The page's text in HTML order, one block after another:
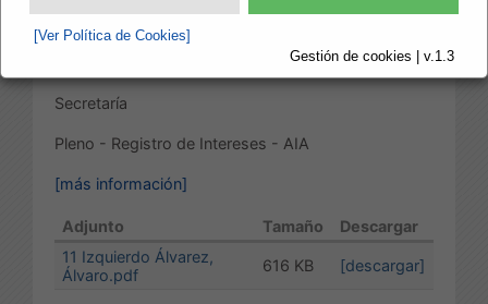
[Ver Política de Cookies]
Gestión de cookies | v.1.3
Presidencia, Hacienda, Turismo y
Empleo
Secretaría
Pleno - Registro de Intereses - AIA
[más información]
Adjunto Tamaño
Descargar
11 Izquierdo Álvarez,
Álvaro.pdf
616 KB [descargar]